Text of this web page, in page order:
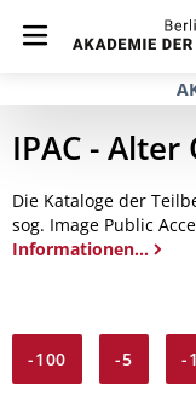
IPAC -
Die Kataloge der
sog. Image Public
Informationen...
-100 -5 -1